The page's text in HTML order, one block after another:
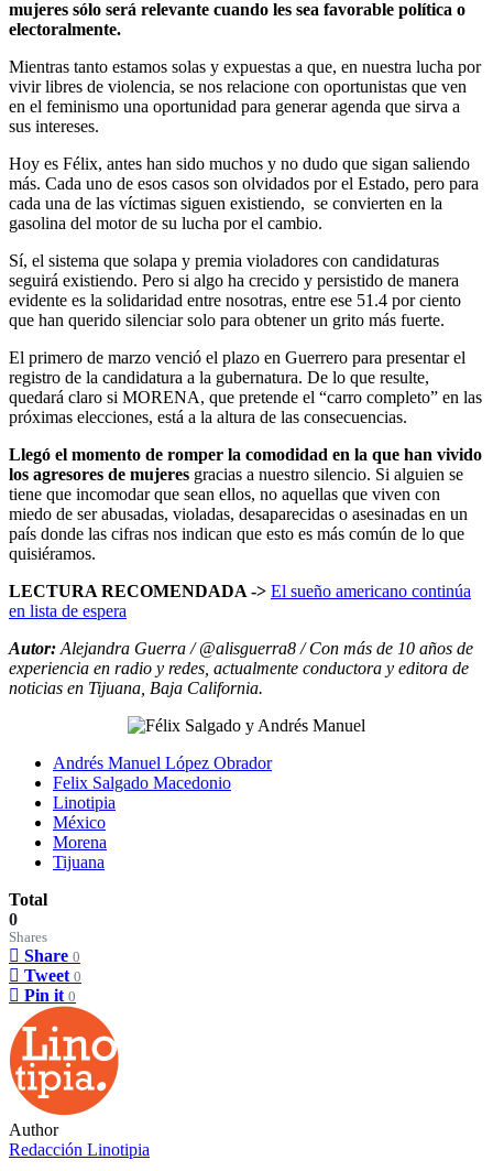
mujeres sólo será relevante cuando les sea favorable política o
electoralmente.
Mientras tanto estamos solas y expuestas a que, en nuestra lucha por
vivir libres de violencia, se nos relacione con oportunistas que ven
en el feminismo una oportunidad para generar agenda que sirva a
sus intereses.
Hoy es Félix, antes han sido muchos y no dudo que sigan saliendo
más. Cada uno de esos casos son olvidados por el Estado, pero para
cada una de las víctimas siguen existiendo, se convierten en la
gasolina del motor de su lucha por el cambio.
Sí, el sistema que solapa y premia violadores con candidaturas
seguirá existiendo. Pero si algo ha crecido y persistido de manera
evidente es la solidaridad entre nosotras, entre ese 51.4 por ciento
que han querido silenciar solo para obtener un grito más fuerte.
El primero de marzo venció el plazo en Guerrero para presentar el
registro de la candidatura a la gubernatura. De lo que resulte,
quedará claro si MORENA, que pretende el “carro completo” en las
próximas elecciones, está a la altura de las consecuencias.
Llegó el momento de romper la comodidad en la que han vivido
los agresores de mujeres gracias a nuestro silencio. Si alguien se
tiene que incomodar que sean ellos, no aquellas que viven con
miedo de ser abusadas, violadas, desaparecidas o asesinadas en un
país donde las cifras nos indican que esto es más común de lo que
quisiéramos.
LECTURA RECOMENDADA -> El sueño americano continúa
en lista de espera
Autor: Alejandra Guerra / @alisguerra8 / Con más de 10 años de
experiencia en radio y redes, actualmente conductora y editora de
noticias en Tijuana, Baja California.
Andrés Manuel López Obrador
Felix Salgado Macedonio
Linotipia
México
Morena
Tijuana
Total
0
Shares
Share 0
Tweet 0
Pin it 0
Author
Redacción Linotipia